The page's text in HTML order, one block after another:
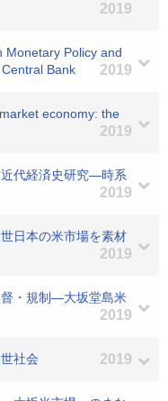
2019
Monetary Policy and
Bank
2019
economy: the
2019
代経済史研究―時系
2019
日本の米市場を素材
2019
・規制―大坂堂島米
2019
社会 2019